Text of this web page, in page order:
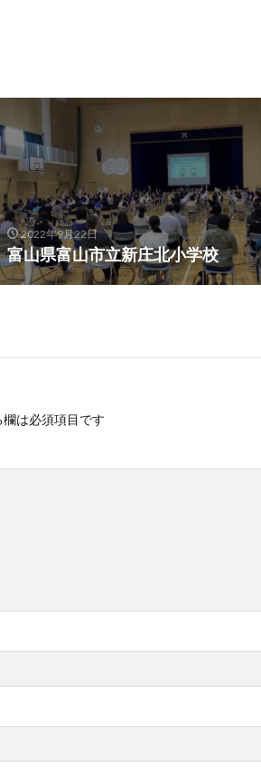
2022年9月22日
富山県富山市立新庄北小学校
は必須項目です